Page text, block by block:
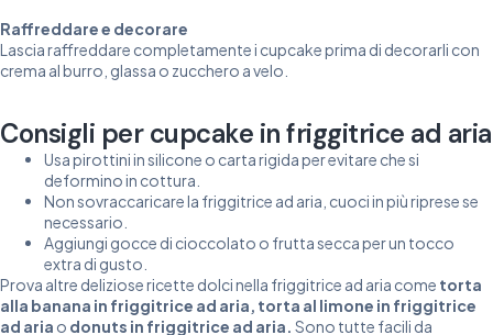
Raffreddare e decorare
Lascia raffreddare completamente i cupcake prima di decorarli con
crema al burro, glassa o zucchero a velo.
Consigli per cupcake in friggitrice ad aria
Usa pirottini in silicone o carta rigida per evitare che si
deformino in cottura.
Non sovraccaricare la friggitrice ad aria, cuoci in più riprese se
necessario.
Aggiungi gocce di cioccolato o frutta secca per un tocco
extra di gusto.
Prova altre deliziose ricette dolci nella friggitrice ad aria come torta
alla banana in friggitrice ad aria, torta al limone in friggitrice
ad aria o donuts in friggitrice ad aria. Sono tutte facili da